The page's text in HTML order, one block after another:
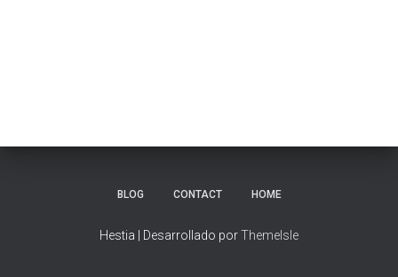
BLOG CONTACT HOME
Hestia | Desarrollado porThemeIsle